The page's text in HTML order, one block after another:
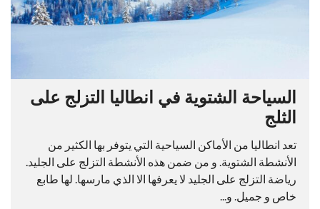
السياحة الشتوية في انطاليا التزلج على
الثلج
تعد انطاليا من الأماكن السياحية التي يتوفر بها الكثير من
الأنشطة الشتوية. و من ضمن هذه الأنشطة التزلج على الجليد.
رياضة التزلج على الجليد لا يعرفها الا الذي مارسها. لها طابع
خاص و جميل. و...